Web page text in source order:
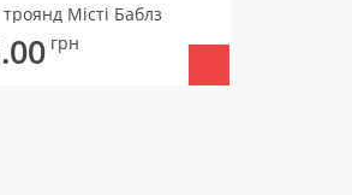
Місті Баблз
грн